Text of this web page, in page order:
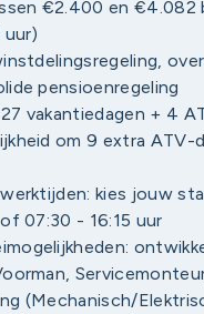
€2.400 en €4.082
uur)
pensioenregeling
vakantiedagen + 4
om 9 extra ATV-
werktijden: kies jouw
of 07:30 - 16:15 uur
(Mechanisch/